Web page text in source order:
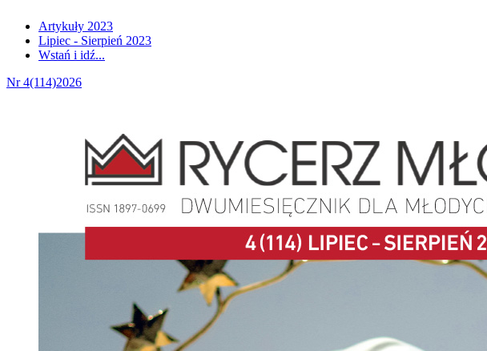
Artykuły 2023
Lipiec - Sierpień 2023
Wstań i idź...
Nr 4(114)2026